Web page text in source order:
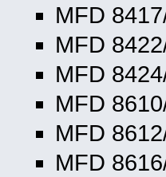
MFD
MFD
MFD
MFD
MFD
MFD